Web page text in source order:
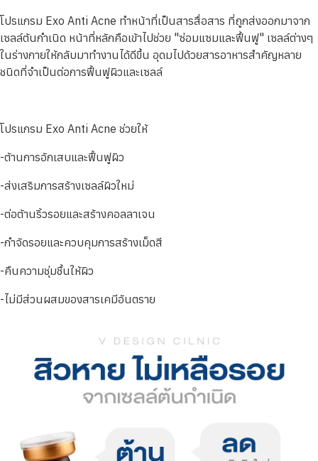
โปรแกรม Exo Anti Acne ทำหน้าที่เป็นสารสื่อสาร ที่ถูกส่งออกมาจาก
เซลล์ต้นกำเนิด หน้าที่หลักคือเข้าไปช่วย "ซ่อมแซมและฟื้นฟู" เซลล์ต่างๆ
ในร่างกายให้กลับมาทำงานได้ดีขึ้น อุดมไปด้วยสารอาหารสำคัญหลาย
ชนิดที่จำเป็นต่อการฟื้นฟูผิวและเซลล์
โปรแกรม Exo Anti Acne ช่วยให้
-ต้านการอักเสบและฟื้นฟูผิว
-ส่งเสริมการสร้างเซลล์ผิวใหม่
-ต่อต้านริ้วรอยและสร้างคอลลาเจน
-กำจัดรอยและควบคุมการสร้างเม็ดสี
-คืนความชุ่มชื้นให้ผิว
-ไม่มีส่วนผสมของสารเคมีอันตราย